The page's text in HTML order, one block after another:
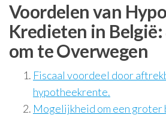
Voordelen van
Kredieten in België:
om te Overwegen
Fiscaal voordeel door
hypotheekrente.
Mogelijkheid om een groter